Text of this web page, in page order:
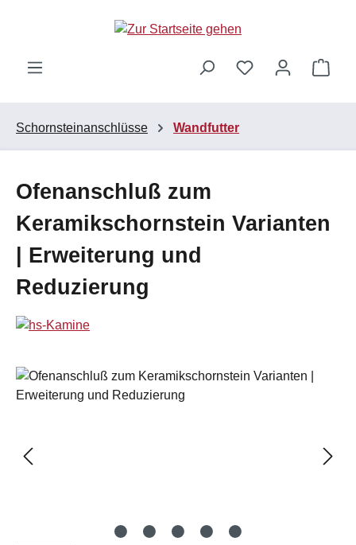
Zum Hauptinhalt springen
Schornsteinanschlüsse Wandfutter
Ofenanschluß zum
Keramikschornstein Varianten
| Erweiterung und
Reduzierung
Bildergalerie überspringen